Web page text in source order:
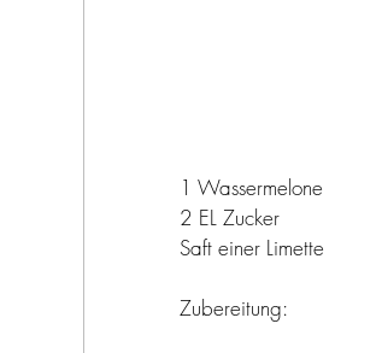
1 Wassermelone
2 EL Zucker
Saft einer Limette
Zubereitung: